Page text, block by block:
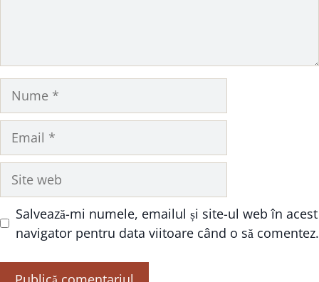
Site
web
Salvează-mi numele, emailul și site-ul web în acest
navigator pentru data viitoare când o să comentez.